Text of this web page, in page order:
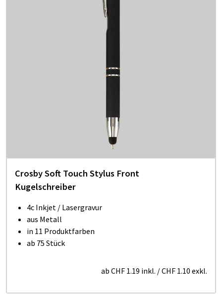
Crosby Soft Touch Stylus Front
Kugelschreiber
4c Inkjet / Lasergravur
aus Metall
in 11 Produktfarben
ab 75 Stück
ab CHF 1.19 inkl. /CHF 1.10 exkl.